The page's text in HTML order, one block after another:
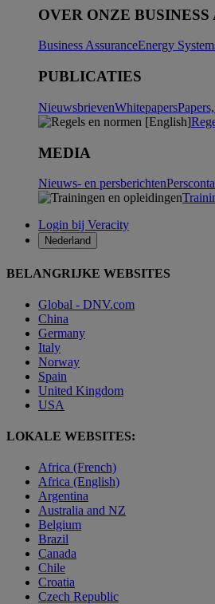
OVER ONZE BUSINESS
Business AssuranceEnergy
PUBLICATIES
NieuwsbrievenWhitepapers
MEDIA
Nieuws- en persberichten
Login bij Veracity
Nederland
BELANGRIJKE WEBSITES
Global - DNV.com
China
Germany
Italy
Norway
Spain
United Kingdom
USA
LOKALE WEBSITES:
Africa (French)
Africa (English)
Argentina
Australia and NZ
Belgium
Brazil
Canada
Chile
Croatia
Czech Republic